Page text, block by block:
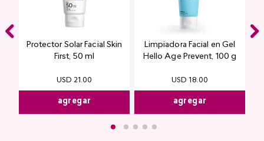
Protector Solar Facial Skin
First, 50 ml
USD 21.00
agregar
Limpiadora Facial en Gel
Hello Age Prevent, 100 g
USD 18.00
agregar